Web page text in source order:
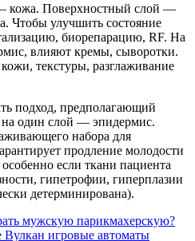
кожа. Поверхностный слой —
Чтобы улучшить состояние
биорепарацию, RF. На
влияют кремы, сыворотки.
текстуры, разглаживание
подход, предполагающий
на один слой — эпидермис.
набора для
продление молодости
если ткани пациента
гипетрофии, гиперплазии
детерминирована).
мужскую парикмахерскую?
игровые автоматы